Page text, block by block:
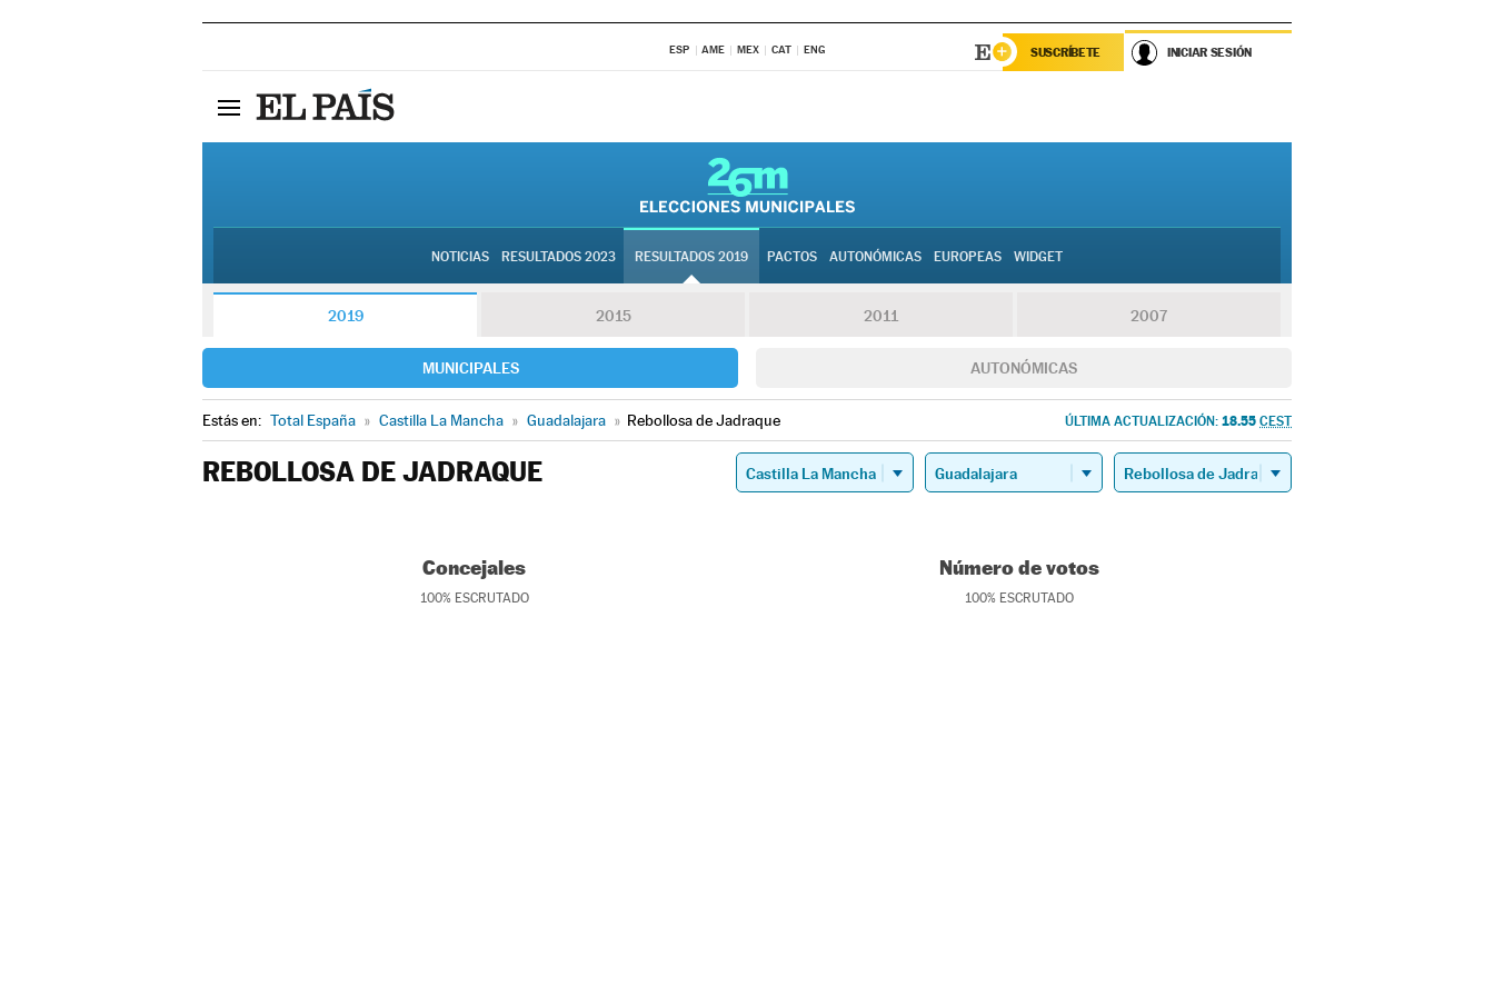
ESP AME MEX CAT ENG SUSCRÍBETE INICIAR SESIÓN
NOTICIAS RESULTADOS 2023 RESULTADOS 2019 PACTOS AUTONÓMICAS EUROPEAS WIDGET
2019 2015 2011 2007
MUNICIPALES AUTONÓMICAS
Estás en: Total España » Castilla La Mancha » Guadalajara » Rebollosa de Jadraque ÚLTIMA ACTUALIZACIÓN: 18.55 CEST
REBOLLOSA DE JADRAQUE
Concejales
100% ESCRUTADO
Número de votos
100% ESCRUTADO